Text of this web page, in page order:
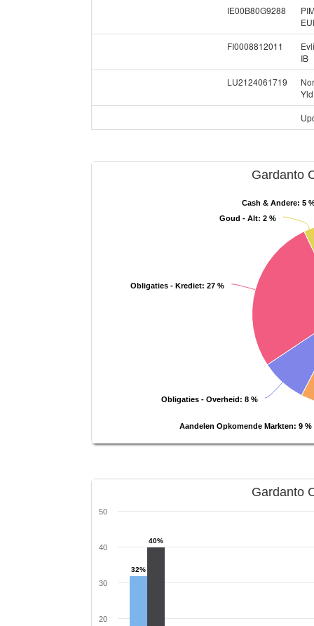
IE00B80G9288
FI0008812011
IB
LU2124061719
Gardanto
Aandelen Opkomende Markten: 9 %
Obligaties - Overheid: 8 %
Obligaties - Krediet: 27 %
Goud - Alt: 2 %
Cash & Andere: 5
Gardanto
32%
40%
20
30
40
50